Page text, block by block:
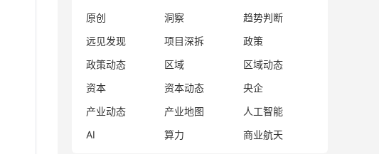
原创 洞察
趋势判断
远见发现
项目深拆
政策
政策动态
区域
区域动态
资本
资本动态
央企
产业动态
产业地图
人工智能
AI
算力 商业航天